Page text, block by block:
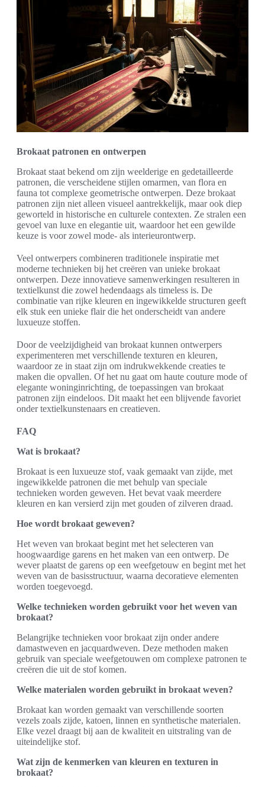
Brokaat patronen en ontwerpen
Brokaat staat bekend om zijn weelderige en gedetailleerde
patronen, die verscheidene stijlen omarmen, van flora en
fauna tot complexe geometrische ontwerpen. Deze brokaat
patronen zijn niet alleen visueel aantrekkelijk, maar ook diep
geworteld in historische en culturele contexten. Ze stralen een
gevoel van luxe en elegantie uit, waardoor het een gewilde
keuze is voor zowel mode- als interieurontwerp.
Veel ontwerpers combineren traditionele inspiratie met
moderne technieken bij het creëren van unieke brokaat
ontwerpen. Deze innovatieve samenwerkingen resulteren in
textielkunst die zowel hedendaags als timeless is. De
combinatie van rijke kleuren en ingewikkelde structuren geeft
elk stuk een unieke flair die het onderscheidt van andere
luxueuze stoffen.
Door de veelzijdigheid van brokaat kunnen ontwerpers
experimenteren met verschillende texturen en kleuren,
waardoor ze in staat zijn om indrukwekkende creaties te
maken die opvallen. Of het nu gaat om haute couture mode of
elegante woninginrichting, de toepassingen van brokaat
patronen zijn eindeloos. Dit maakt het een blijvende favoriet
onder textielkunstenaars en creatieven.
FAQ
Wat is brokaat?
Brokaat is een luxueuze stof, vaak gemaakt van zijde, met
ingewikkelde patronen die met behulp van speciale
technieken worden geweven. Het bevat vaak meerdere
kleuren en kan versierd zijn met gouden of zilveren draad.
Hoe wordt brokaat geweven?
Het weven van brokaat begint met het selecteren van
hoogwaardige garens en het maken van een ontwerp. De
wever plaatst de garens op een weefgetouw en begint met het
weven van de basisstructuur, waarna decoratieve elementen
worden toegevoegd.
Welke technieken worden gebruikt voor het weven van
brokaat?
Belangrijke technieken voor brokaat zijn onder andere
damastweven en jacquardweven. Deze methoden maken
gebruik van speciale weefgetouwen om complexe patronen te
creëren die uit de stof komen.
Welke materialen worden gebruikt in brokaat weven?
Brokaat kan worden gemaakt van verschillende soorten
vezels zoals zijde, katoen, linnen en synthetische materialen.
Elke vezel draagt bij aan de kwaliteit en uitstraling van de
uiteindelijke stof.
Wat zijn de kenmerken van kleuren en texturen in
brokaat?